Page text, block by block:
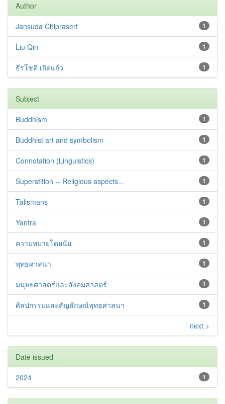
Author
1
Jansuda Chiprasert
1
Liu Qin
1
ธีรโชติ เกิดแก้ว
Subject
1
Buddhism
1
Buddhist art and symbolism
1
Connotation (Linguistics)
1
Superstition -- Religious aspects...
1
Talismans
1
Yantra
1
ความหมายโดยนัย
1
พุทธศาสนา
1
มนุษยศาสตร์และสังคมศาสตร์
1
ศิลปกรรมและสัญลักษณ์พุทธศาสนา
next >
Date issued
1
2024